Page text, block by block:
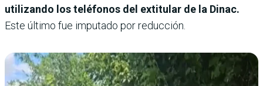
utilizando los teléfonos del extitular de la Dinac.
Este último fue imputado por reducción.